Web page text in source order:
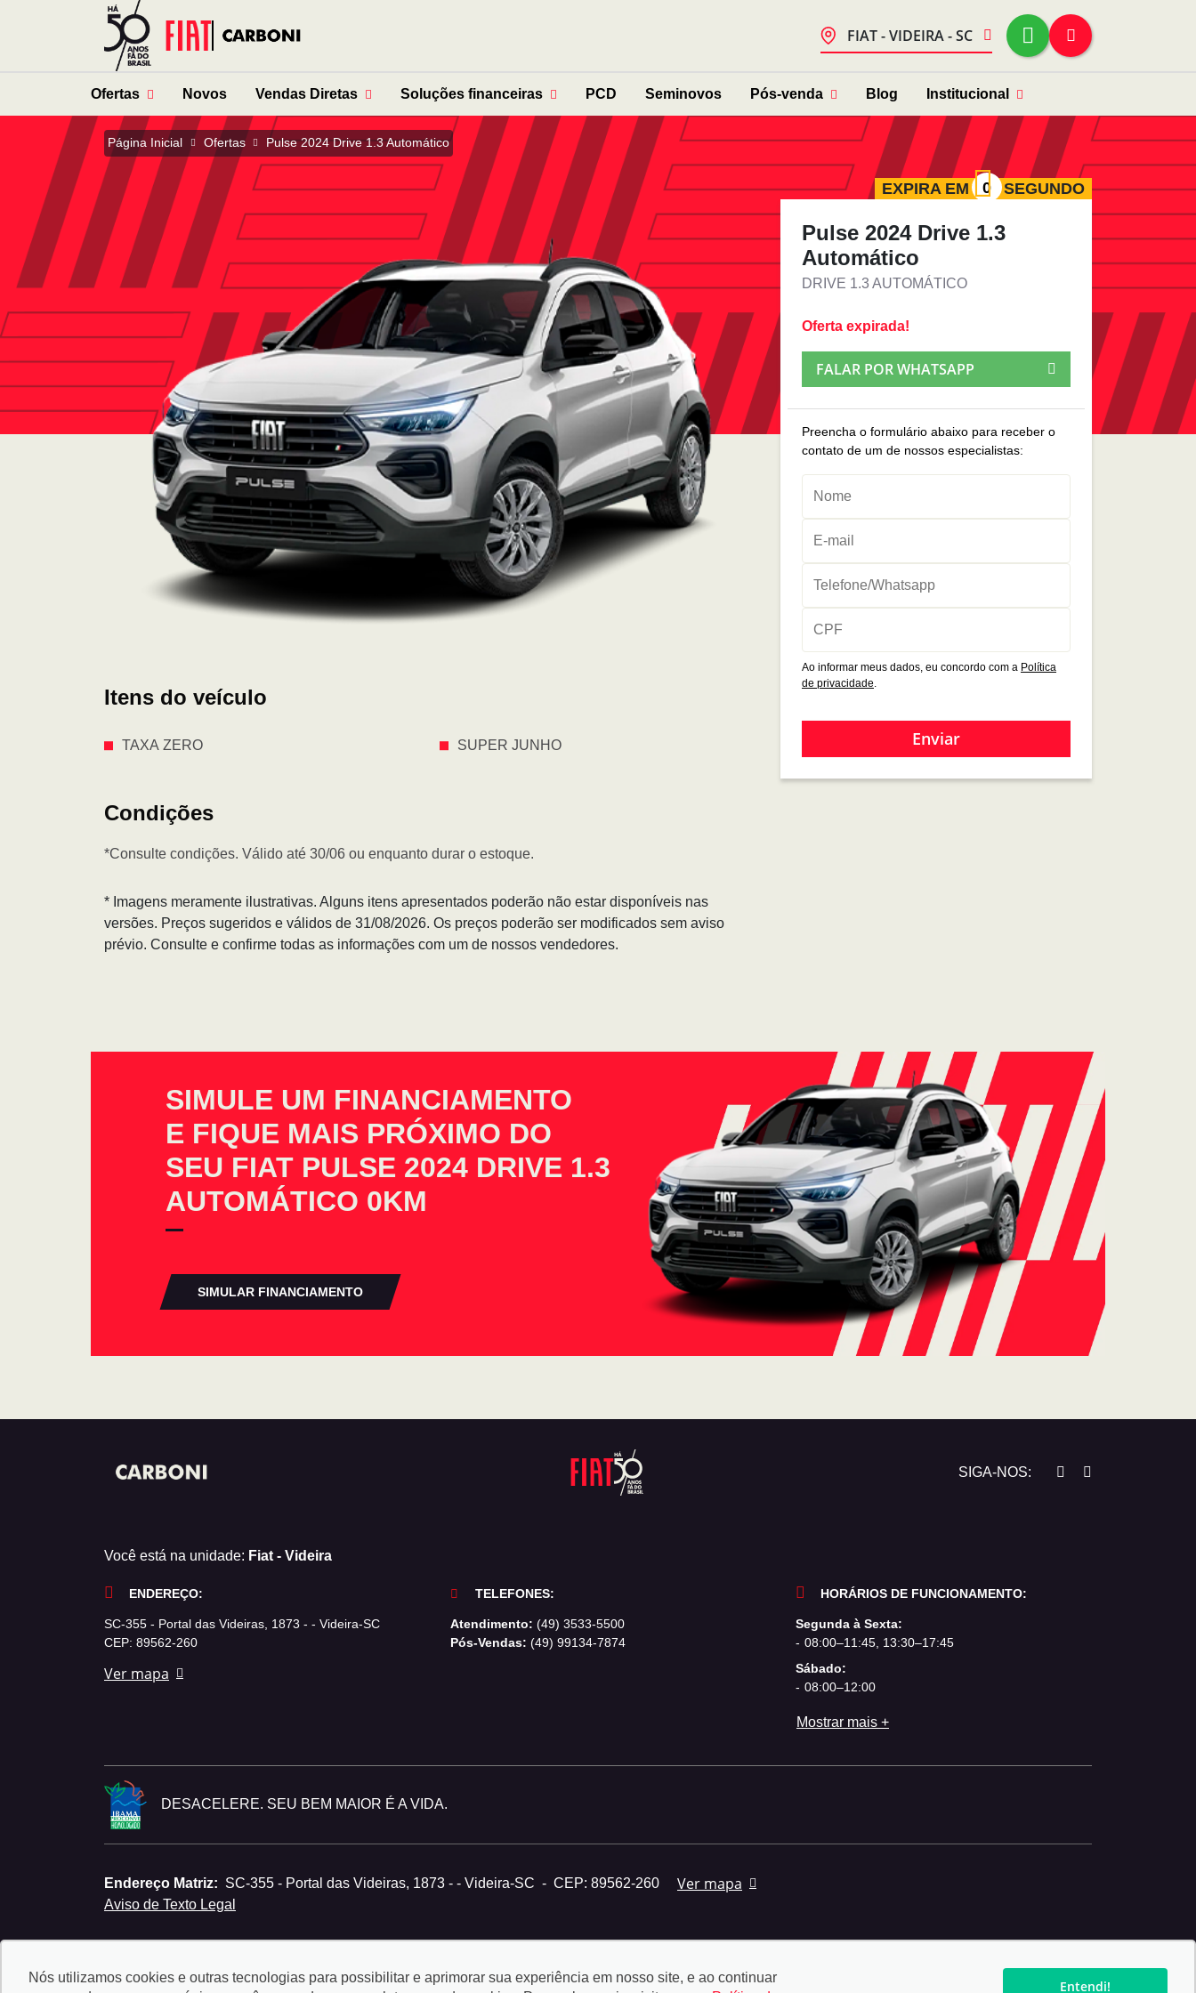
FIAT - VIDEIRA - SC
Ofertas Novos Vendas Diretas Soluções financeiras PCD Seminovos Pós-venda Blog Institucional
Página Inicial Ofertas Pulse 2024 Drive 1.3 Automático
Itens do veículo
TAXA ZERO SUPER JUNHO
Condições
*Consulte condições. Válido até 30/06 ou enquanto durar o estoque.
* Imagens meramente ilustrativas. Alguns itens apresentados poderão não estar disponíveis nas
versões. Preços sugeridos e válidos de 31/08/2026. Os preços poderão ser modificados sem aviso
prévio. Consulte e confirme todas as informações com um de nossos vendedores.
EXPIRA EM SEGUNDO
Pulse 2024 Drive 1.3
Automático
DRIVE 1.3 AUTOMÁTICO
Oferta expirada!
FALAR POR WHATSAPP
Preencha o formulário abaixo para receber o
contato de um de nossos especialistas:
Ao informar meus dados, eu concordo com a Política
de privacidade.
Enviar
SIMULE UM FINANCIAMENTO
E FIQUE MAIS PRÓXIMO DO
SEU FIAT PULSE 2024 DRIVE 1.3
AUTOMÁTICO 0KM
SIMULAR FINANCIAMENTO
SIGA-NOS:
Você está na unidade: Fiat - Videira
ENDEREÇO:
SC-355 - Portal das Videiras, 1873 - - Videira-SC
CEP: 89562-260
Ver mapa
TELEFONES:
Atendimento: (49) 3533-5500
Pós-Vendas: (49) 99134-7874
HORÁRIOS DE FUNCIONAMENTO:
Segunda à Sexta:
08:00–11:45, 13:30–17:45
Sábado:
08:00–12:00
Mostrar mais +
DESACELERE. SEU BEM MAIOR É A VIDA.
Endereço Matriz: SC-355 - Portal das Videiras, 1873 - - Videira-SC - CEP: 89562-260 Ver mapa
Aviso de Texto Legal
Nós utilizamos cookies e outras tecnologias para possibilitar e aprimorar sua experiência em nosso site, e ao continuar
Entendi!